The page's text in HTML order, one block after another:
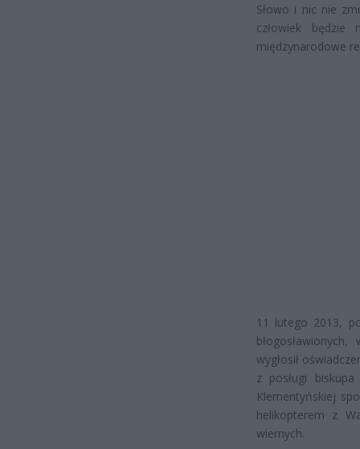
Słowo i nic nie
człowiek będzie
międzynarodowe
11 lutego 2013,
wygłosił
z posługi
Klementyńskiej
helikopterem z
wiernych.